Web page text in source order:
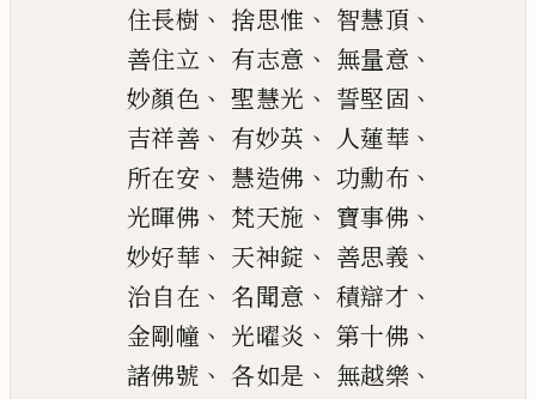
住長樹 、 捨思惟 、 智慧頂 、
善住立 、 有志意 、 無量意 、
妙顏色 、 聖慧光 、 誓堅固 、
吉祥善 、 有妙英 、 人蓮華 、
所在安 、 慧造佛 、 功勳布 、
光暉佛 、 梵天施 、 寶事佛 、
妙好華 、 天神錠 、 善思義 、
治自在 、 名聞意 、 積辯才 、
金剛幢 、 光曜炎 、 第十佛 、
諸佛號 、 各如是 、 無越樂 、